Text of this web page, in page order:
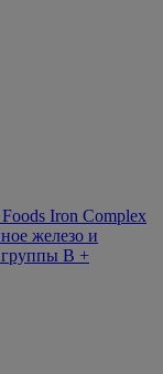
Iron Complex
железо и
В +